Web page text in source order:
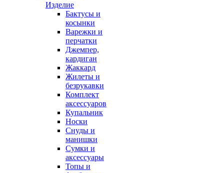
Изделие
Бактусы и
косынки
Варежки и
перчатки
Джемпер,
кардиган
Жаккард
Жилеты и
безрукавки
Комплект
аксессуаров
Купальник
Носки
Снуды и
манишки
Сумки и
аксессуары
Топы и